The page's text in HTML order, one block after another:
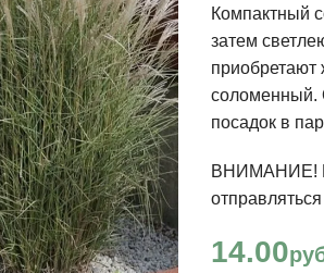
Компактный
затем
приобретают
соломенный.
посадок в
ВНИМАНИЕ!
14.00